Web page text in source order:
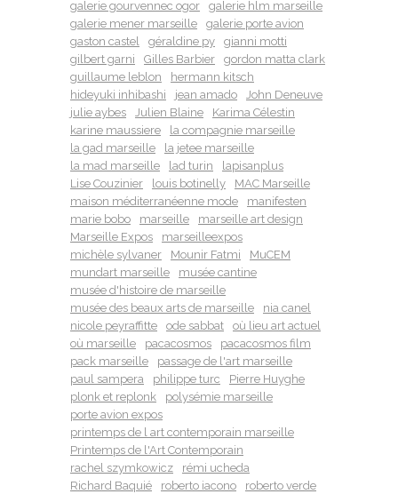
galerie gourvennec ogor
galerie hlm marseille
galerie mener marseille
galerie porte avion
gaston castel
géraldine py
gianni motti
gilbert garni
Gilles Barbier
gordon matta clark
guillaume leblon
hermann kitsch
hideyuki inhibashi
jean amado
John Deneuve
julie aybes
Julien Blaine
Karima Célestin
karine maussiere
la compagnie marseille
la gad marseille
la jetee marseille
la mad marseille
lad turin
lapisanplus
Lise Couzinier
louis botinelly
MAC Marseille
maison méditerranéenne mode
manifesten
marie bobo
marseille
marseille art design
Marseille Expos
marseilleexpos
michèle sylvaner
Mounir Fatmi
MuCEM
mundart marseille
musée cantine
musée d'histoire de marseille
musée des beaux arts de marseille
nia canel
nicole peyraffitte
ode sabbat
où lieu art actuel
où marseille
pacacosmos
pacacosmos film
pack marseille
passage de l'art marseille
paul sampera
philippe turc
Pierre Huyghe
plonk et replonk
polysémie marseille
porte avion expos
printemps de l art contemporain marseille
Printemps de l'Art Contemporain
rachel szymkowicz
rémi ucheda
Richard Baquié
roberto iacono
roberto verde